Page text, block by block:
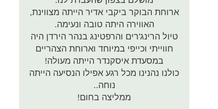
ארוחת הבוקר ביקבי אדיר הייתה מצווינת,
האווירה היתה טובה ונעימה.
טיול הרינג'רים והרפטינג בנהר הירדן היה
חווייתי וכייפי במיוחד וארוחת הצהריים
במסעדת איסקנדר הייתה מעולה!
כולנו נהנינו מכל רגע אפילו הנסיעה הייתה
נוחה..
ממליצה בחום!